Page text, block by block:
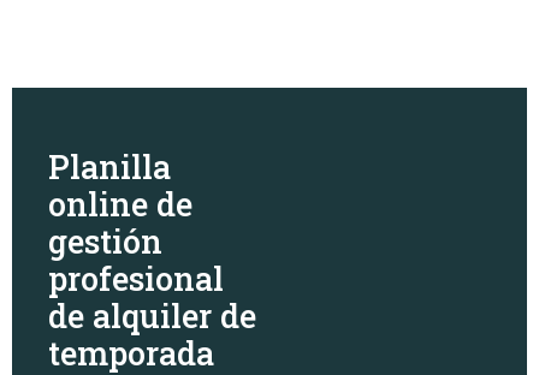
Planilla
online de
gestión
profesional
de alquiler de
temporada